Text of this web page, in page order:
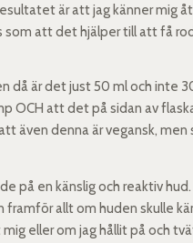
är att jag känner mig
att det hjälper till att få
då är det just 50 ml och inte
OCH att det på sidan av
även denna är vegansk,
på en känslig och reaktiv
framför allt om huden skulle
eller om jag hållit på och